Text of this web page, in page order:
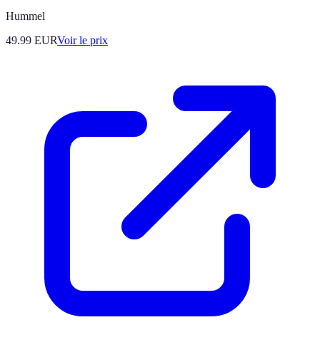
Hummel
49.99 EURVoir le prix